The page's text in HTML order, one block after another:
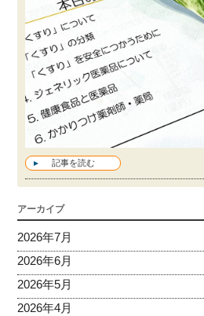
記事を読む
アーカイブ
2026年7月
2026年6月
2026年5月
2026年4月